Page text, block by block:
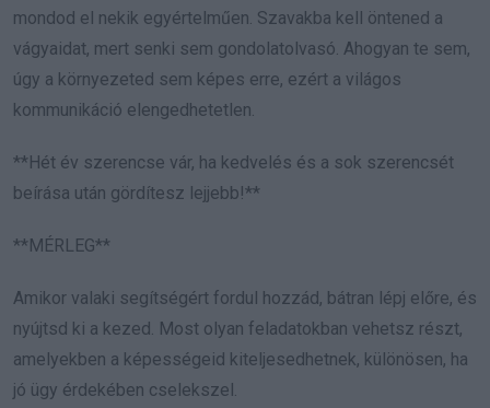
mondod el nekik egyértelműen. Szavakba kell öntened a
vágyaidat, mert senki sem gondolatolvasó. Ahogyan te sem,
úgy a környezeted sem képes erre, ezért a világos
kommunikáció elengedhetetlen.
**Hét év szerencse vár, ha kedvelés és a sok szerencsét
beírása után gördítesz lejjebb!**
**MÉRLEG**
Amikor valaki segítségért fordul hozzád, bátran lépj előre, és
nyújtsd ki a kezed. Most olyan feladatokban vehetsz részt,
amelyekben a képességeid kiteljesedhetnek, különösen, ha
jó ügy érdekében cselekszel.